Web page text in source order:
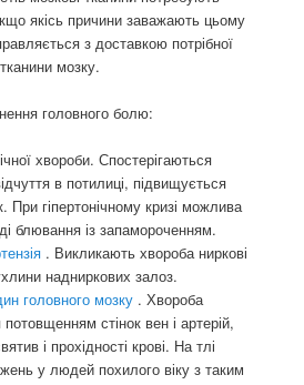
якісь причини заважають цьому
з доставкою потрібної
мозку.
головного болю:
хвороби. Спостерігаються
в потилиці, підвищується
При гіпертонічному кризі можлива
блювання із запамороченням.
. Викликають хвороба ниркові
надниркових залоз.
головного мозку . Хвороба
стінок вен і артерій,
і прохідності крові. На тлі
у людей похилого віку з таким